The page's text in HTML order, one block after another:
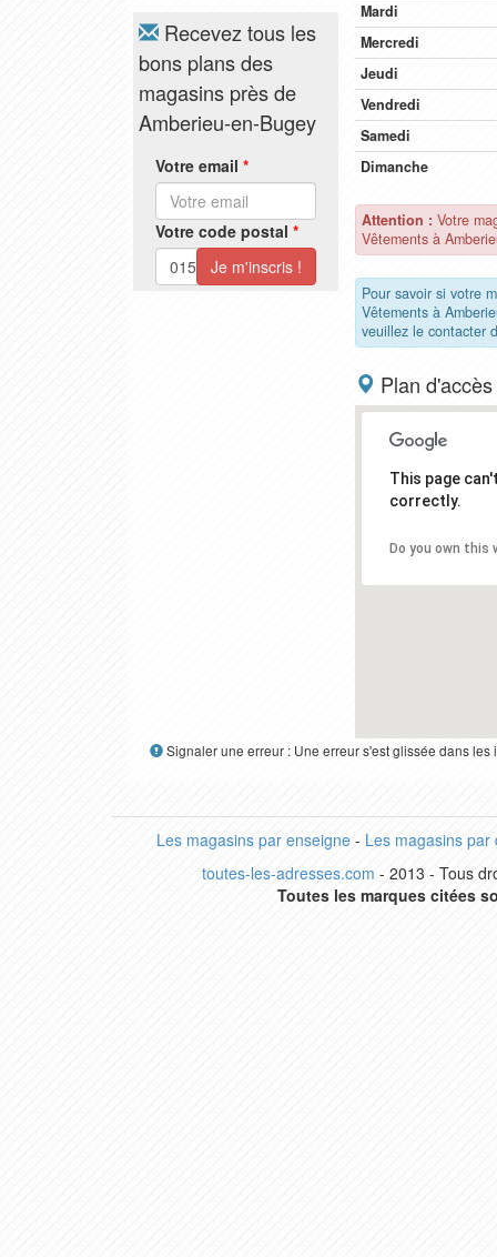
Recevez tous les
bons plans des
magasins près de
Amberieu-en-Bugey
Votre email *
Votre code postal *
Mardi
Mercredi
Jeudi
Vendredi
Samedi
Dimanche
Attention : Votre
Vêtements à
Pour savoir si votre
Vêtements à
veuillez le contacter
Plan d'accès
This page
correctly.
Do you own this
Signaler une erreur : Une erreur s'est glissée dans
Les magasins par enseigne- Les magasins par
toutes-les-adresses.com - 2013 - Tous
Toutes les marques citées